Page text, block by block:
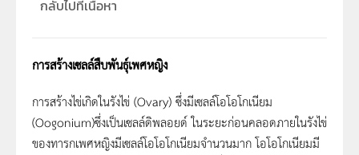
กลับไปที่เนื้อหา
การสร้างเซลล์สืบพันธุ์เพศหญิง
การสร้างไข่เกิดในรังไข่ (Ovary) ซึ่งมีเซลล์โอโอโกเนียม
(Oogonium)ซึ่งเป็นเซลล์ดิพลอยด์ ในระยะก่อนคลอดภายในรังไข่
ของทารกเพศหญิงมีเซลล์โอโอโกเนียมจำนวนมาก โอโอโกเนียมมี